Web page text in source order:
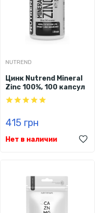
NUTREND
Цинк Nutrend Mineral
Zinc 100%, 100 капсул
415 грн
Нет в наличии